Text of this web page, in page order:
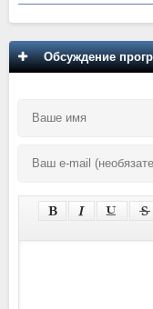
Обсуждение